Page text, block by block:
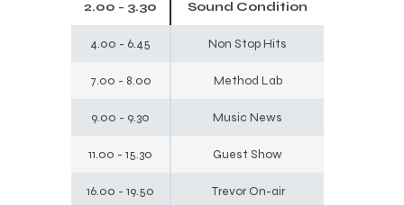
2.00 - 3.30 Sound Condition
4.00 - 6.45 Non Stop Hits
7.00 - 8.00 Method Lab
9.00 - 9.30 Music News
11.00 - 15.30 Guest Show
16.00 - 19.50 Trevor On-air